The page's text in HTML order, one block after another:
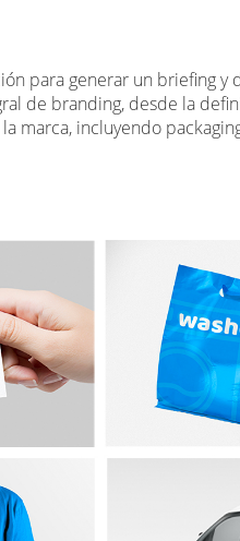
para generar un briefing y
de branding, desde la
marca, incluyendo